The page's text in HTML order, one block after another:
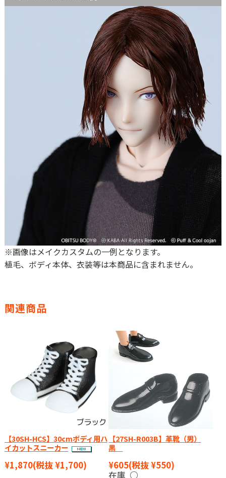
※画像はメイクカスタムの一例となります。
植毛、ボディ本体、衣装等は本商品に含まれません。
関連商品
【30SH-HCS】30cmボディ用ハ
イカットスニーカー
¥1,870(税抜 ¥1,700)
【27SH-R003B】革靴（男）
黒
¥605(税抜 ¥550)
在庫 ○